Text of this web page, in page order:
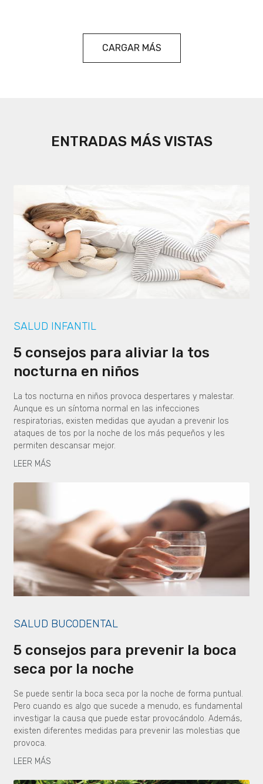
CARGAR MÁS
ENTRADAS MÁS VISTAS
SALUD INFANTIL
5 consejos para aliviar la tos
nocturna en niños
La tos nocturna en niños provoca despertares y malestar.
Aunque es un síntoma normal en las infecciones
respiratorias, existen medidas que ayudan a prevenir los
ataques de tos por la noche de los más pequeños y les
permiten descansar mejor.
LEER MÁS
SALUD BUCODENTAL
5 consejos para prevenir la boca
seca por la noche
Se puede sentir la boca seca por la noche de forma puntual.
Pero cuando es algo que sucede a menudo, es fundamental
investigar la causa que puede estar provocándolo. Además,
existen diferentes medidas para prevenir las molestias que
provoca.
LEER MÁS